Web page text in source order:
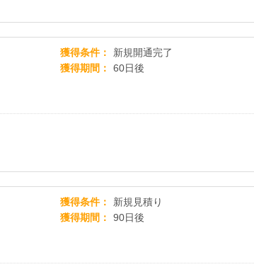
獲得条件
新規開通完了
獲得期間
60日後
獲得条件
新規見積り
獲得期間
90日後